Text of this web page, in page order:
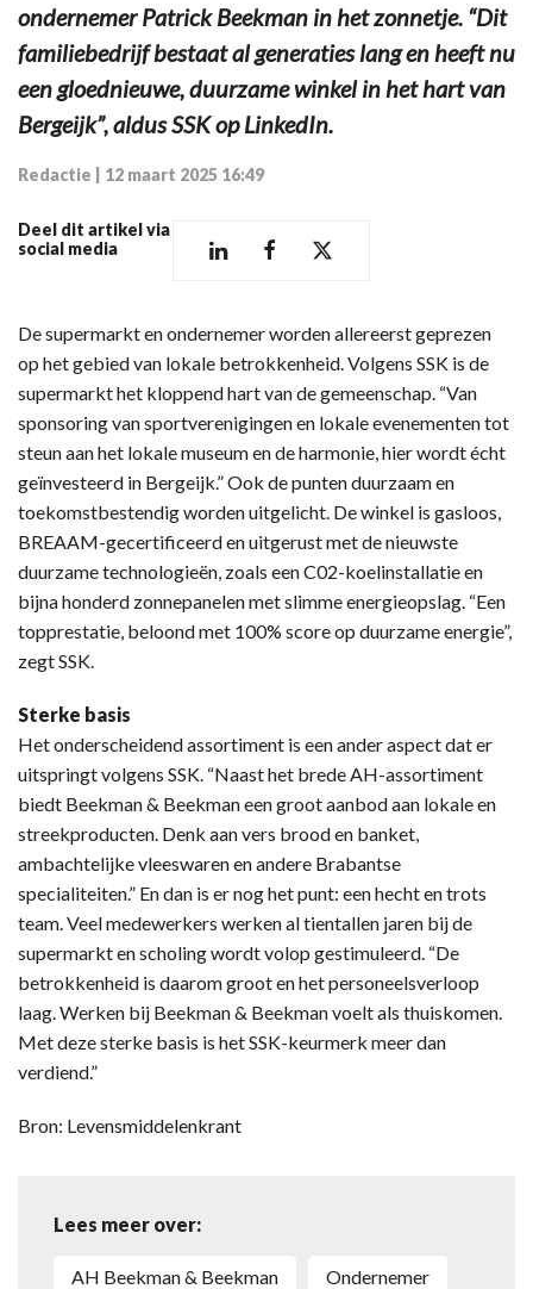
ondernemer Patrick Beekman in het zonnetje. “Dit
familiebedrijf bestaat al generaties lang en heeft nu
een gloednieuwe, duurzame winkel in het hart van
Bergeijk”, aldus SSK op LinkedIn.
Redactie 12 maart 2025 16:49
Deel dit artikel via
social media
De supermarkt en ondernemer worden allereerst geprezen
op het gebied van lokale betrokkenheid. Volgens SSK is de
supermarkt het kloppend hart van de gemeenschap. “Van
sponsoring van sportverenigingen en lokale evenementen tot
steun aan het lokale museum en de harmonie, hier wordt écht
geïnvesteerd in Bergeijk.” Ook de punten duurzaam en
toekomstbestendig worden uitgelicht. De winkel is gasloos,
BREAAM-gecertificeerd en uitgerust met de nieuwste
duurzame technologieën, zoals een C02-koelinstallatie en
bijna honderd zonnepanelen met slimme energieopslag. “Een
topprestatie, beloond met 100% score op duurzame energie”,
zegt SSK.
Sterke basis
Het onderscheidend assortiment is een ander aspect dat er
uitspringt volgens SSK. “Naast het brede AH-assortiment
biedt Beekman & Beekman een groot aanbod aan lokale en
streekproducten. Denk aan vers brood en banket,
ambachtelijke vleeswaren en andere Brabantse
specialiteiten.” En dan is er nog het punt: een hecht en trots
team. Veel medewerkers werken al tientallen jaren bij de
supermarkt en scholing wordt volop gestimuleerd. “De
betrokkenheid is daarom groot en het personeelsverloop
laag. Werken bij Beekman & Beekman voelt als thuiskomen.
Met deze sterke basis is het SSK-keurmerk meer dan
verdiend.”
Bron: Levensmiddelenkrant
Lees meer over:
AH Beekman & Beekman Ondernemer